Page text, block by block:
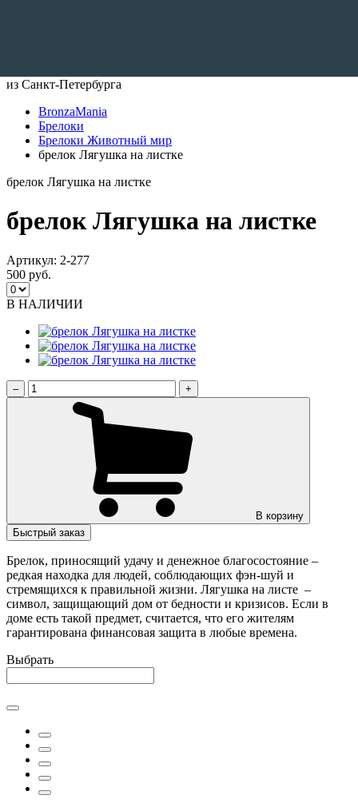
из Санкт-Петербурга
BronzaMania
Брелоки
Брелоки Животный мир
брелок Лягушка на листке
брелок Лягушка на листке
брелок Лягушка на листке
Артикул: 2-277
500 руб.
В НАЛИЧИИ
– +
В корзину
Быстрый заказ
Брелок, приносящий удачу и денежное благосостояние –
редкая находка для людей, соблюдающих фэн-шуй и
стремящихся к правильной жизни. Лягушка на листе –
символ, защищающий дом от бедности и кризисов. Если в
доме есть такой предмет, считается, что его жителям
гарантирована финансовая защита в любые времена.
Выбрать